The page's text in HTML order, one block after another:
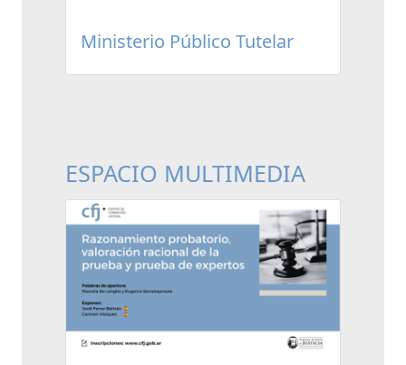
Ministerio Público Tutelar
ESPACIO MULTIMEDIA